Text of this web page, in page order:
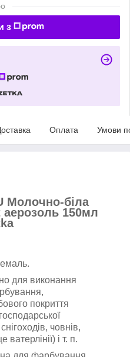
з
Оплата Умови
Молочно-біла
аерозоль 150мл
для виконання
покриття
човнів,
ватерлінії) і т. п.